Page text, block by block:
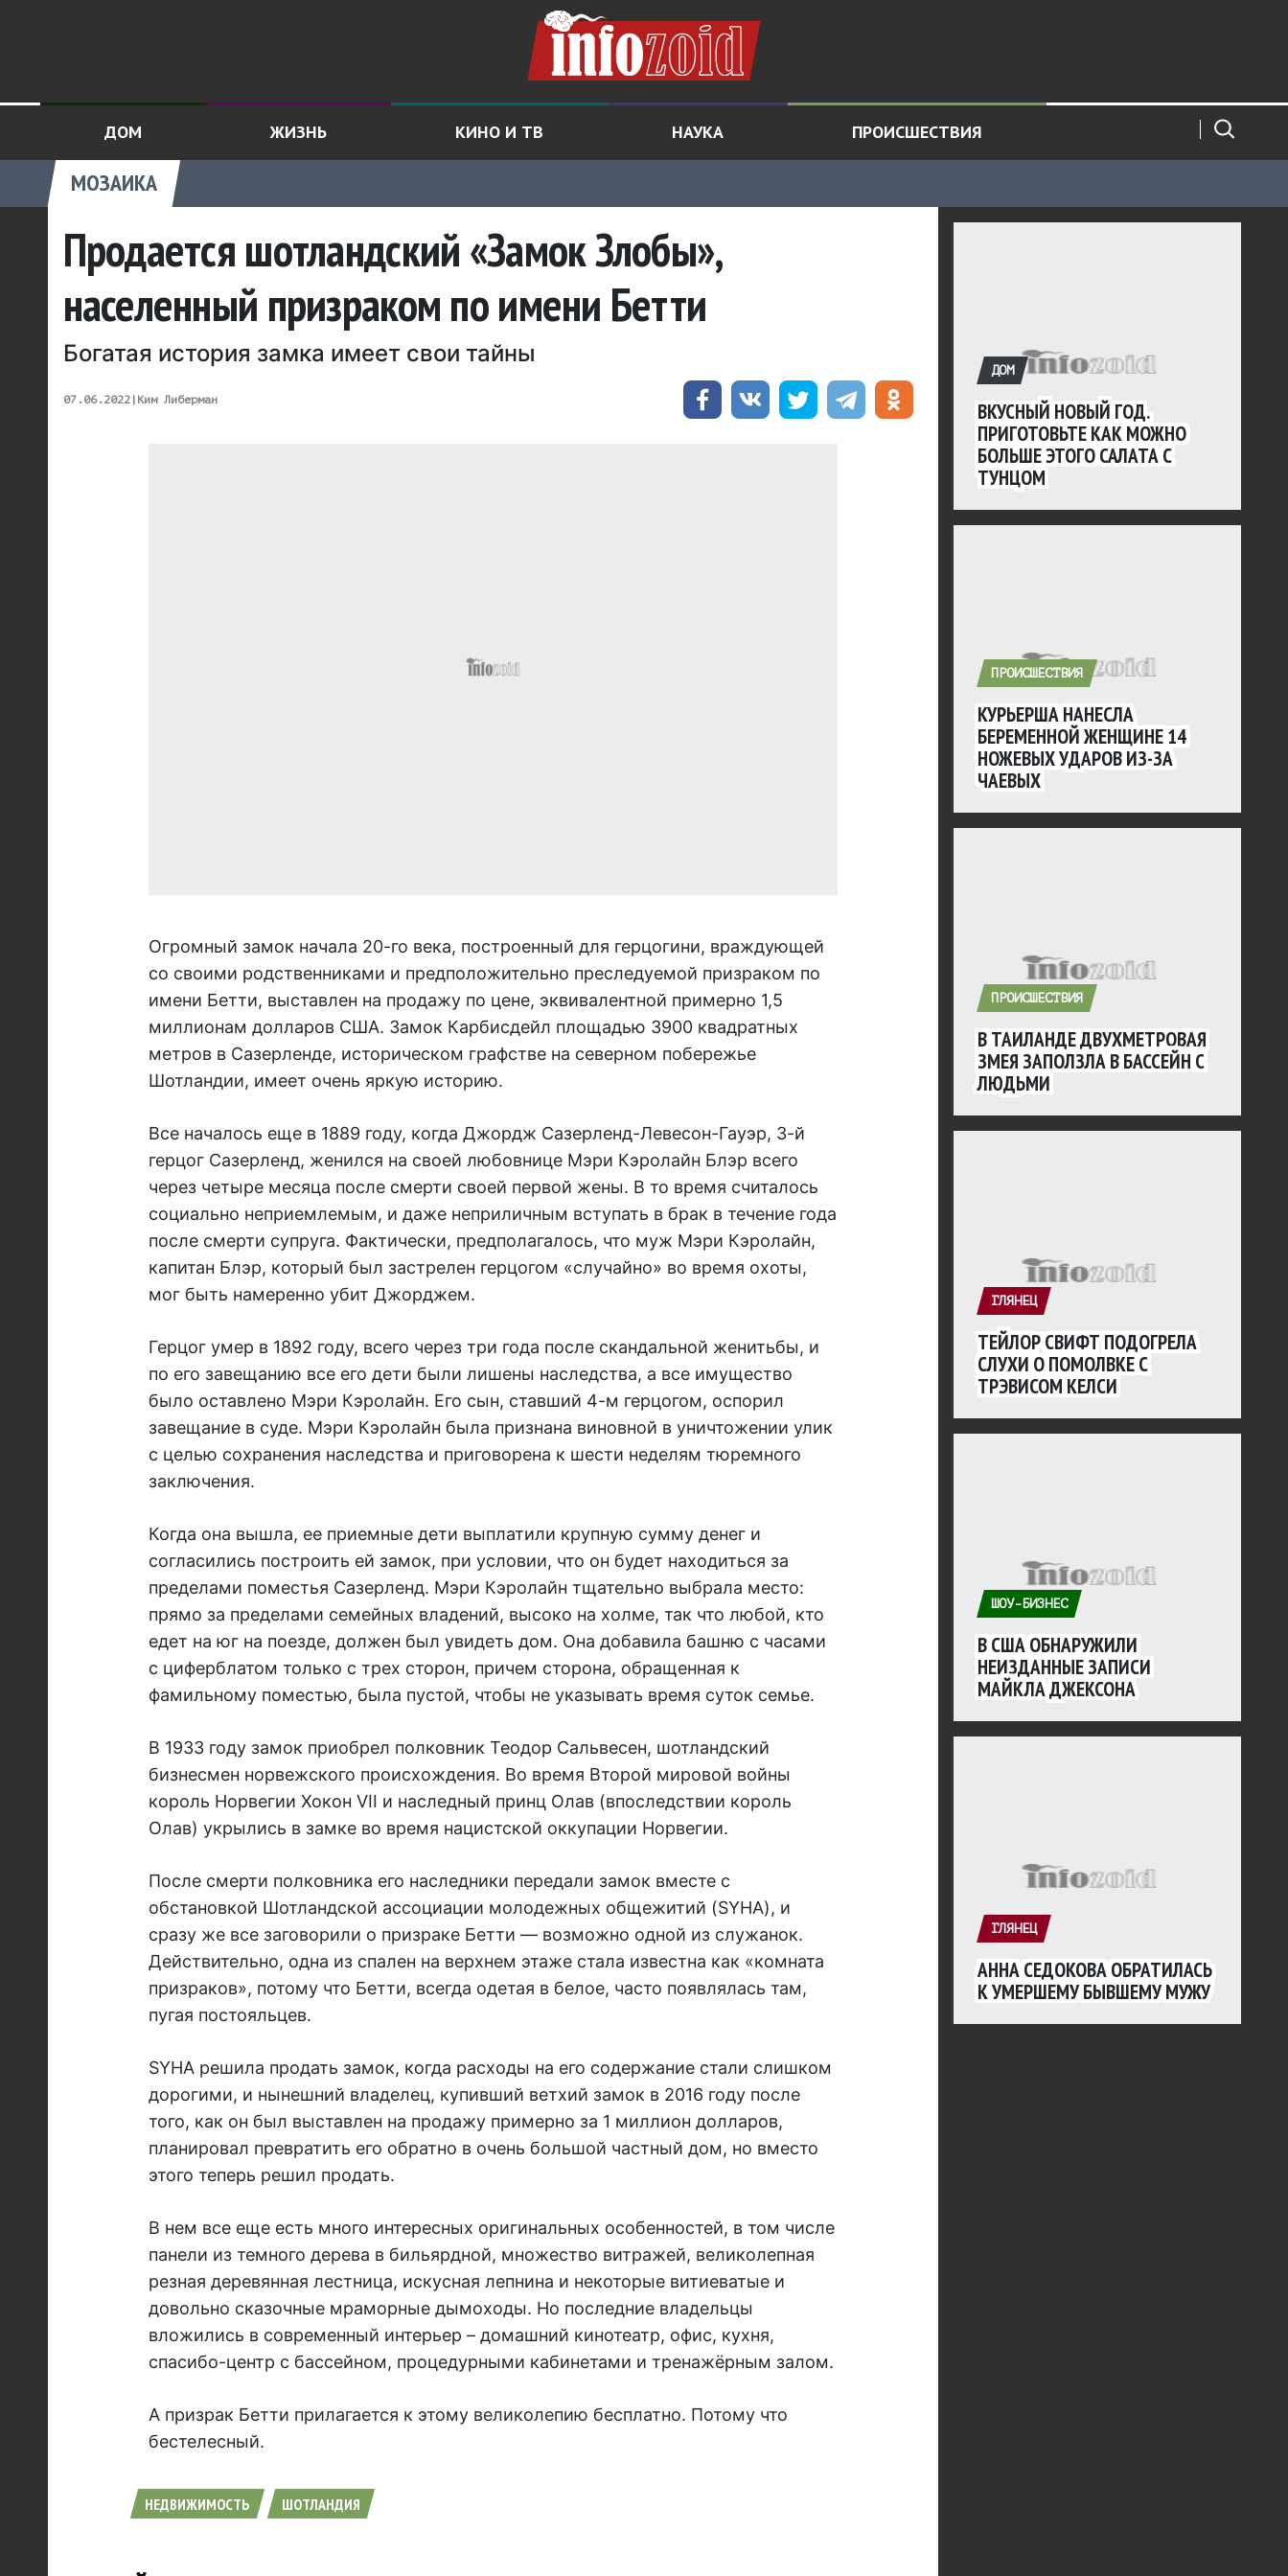
ДОМ ЖИЗНЬ КИНО И ТВ НАУКА ПРОИСШЕСТВИЯ
МОЗАИКА
Продается шотландский «Замок Злобы»,
населенный призраком по имени Бетти
Богатая история замка имеет свои тайны
07.06.2022| Ким Либерман
Огромный замок начала 20-го века, построенный для герцогини, враждующей
со своими родственниками и предположительно преследуемой призраком по
имени Бетти, выставлен на продажу по цене, эквивалентной примерно 1,5
миллионам долларов США. Замок Карбисдейл площадью 3900 квадратных
метров в Сазерленде, историческом графстве на северном побережье
Шотландии, имеет очень яркую историю.
Все началось еще в 1889 году, когда Джордж Сазерленд-Левесон-Гауэр, 3-й
герцог Сазерленд, женился на своей любовнице Мэри Кэролайн Блэр всего
через четыре месяца после смерти своей первой жены. В то время считалось
социально неприемлемым, и даже неприличным вступать в брак в течение года
после смерти супруга. Фактически, предполагалось, что муж Мэри Кэролайн,
капитан Блэр, который был застрелен герцогом «случайно» во время охоты,
мог быть намеренно убит Джорджем.
Герцог умер в 1892 году, всего через три года после скандальной женитьбы, и
по его завещанию все его дети были лишены наследства, а все имущество
было оставлено Мэри Кэролайн. Его сын, ставший 4-м герцогом, оспорил
завещание в суде. Мэри Кэролайн была признана виновной в уничтожении улик
с целью сохранения наследства и приговорена к шести неделям тюремного
заключения.
Когда она вышла, ее приемные дети выплатили крупную сумму денег и
согласились построить ей замок, при условии, что он будет находиться за
пределами поместья Сазерленд. Мэри Кэролайн тщательно выбрала место:
прямо за пределами семейных владений, высоко на холме, так что любой, кто
едет на юг на поезде, должен был увидеть дом. Она добавила башню с часами
с циферблатом только с трех сторон, причем сторона, обращенная к
фамильному поместью, была пустой, чтобы не указывать время суток семье.
В 1933 году замок приобрел полковник Теодор Сальвесен, шотландский
бизнесмен норвежского происхождения. Во время Второй мировой войны
король Норвегии Хокон VII и наследный принц Олав (впоследствии король
Олав) укрылись в замке во время нацистской оккупации Норвегии.
После смерти полковника его наследники передали замок вместе с
обстановкой Шотландской ассоциации молодежных общежитий (SYHA), и
сразу же все заговорили о призраке Бетти — возможно одной из служанок.
Действительно, одна из спален на верхнем этаже стала известна как «комната
призраков», потому что Бетти, всегда одетая в белое, часто появлялась там,
пугая постояльцев.
SYHA решила продать замок, когда расходы на его содержание стали слишком
дорогими, и нынешний владелец, купивший ветхий замок в 2016 году после
того, как он был выставлен на продажу примерно за 1 миллион долларов,
планировал превратить его обратно в очень большой частный дом, но вместо
этого теперь решил продать.
В нем все еще есть много интересных оригинальных особенностей, в том числе
панели из темного дерева в бильярдной, множество витражей, великолепная
резная деревянная лестница, искусная лепнина и некоторые витиеватые и
довольно сказочные мраморные дымоходы. Но последние владельцы
вложились в современный интерьер – домашний кинотеатр, офис, кухня,
спасибо-центр с бассейном, процедурными кабинетами и тренажёрным залом.
А призрак Бетти прилагается к этому великолепию бесплатно. Потому что
бестелесный.
НЕДВИЖИМОСТЬ ШОТЛАНДИЯ
ДОМ
ВКУСНЫЙ НОВЫЙ ГОД.
ПРИГОТОВЬТЕ КАК МОЖНО
БОЛЬШЕ ЭТОГО САЛАТА С
ТУНЦОМ
ПРОИСШЕСТВИЯ
КУРЬЕРША НАНЕСЛА
БЕРЕМЕННОЙ ЖЕНЩИНЕ 14
НОЖЕВЫХ УДАРОВ ИЗ-ЗА
ЧАЕВЫХ
ПРОИСШЕСТВИЯ
В ТАИЛАНДЕ ДВУХМЕТРОВАЯ
ЗМЕЯ ЗАПОЛЗЛА В БАССЕЙН С
ЛЮДЬМИ
ГЛЯНЕЦ
ТЕЙЛОР СВИФТ ПОДОГРЕЛА
СЛУХИ О ПОМОЛВКЕ С
ТРЭВИСОМ КЕЛСИ
ШОУ-БИЗНЕС
В США ОБНАРУЖИЛИ
НЕИЗДАННЫЕ ЗАПИСИ
МАЙКЛА ДЖЕКСОНА
ГЛЯНЕЦ
АННА СЕДОКОВА ОБРАТИЛАСЬ
К УМЕРШЕМУ БЫВШЕМУ МУЖУ